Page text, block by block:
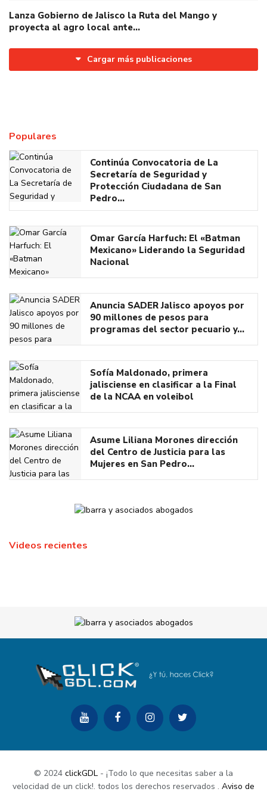
Lanza Gobierno de Jalisco la Ruta del Mango y
proyecta al agro local ante…
Cargar más publicaciones
Populares
Continúa Convocatoria de La
Secretaría de Seguridad y
Protección Ciudadana de San
Pedro…
Omar García Harfuch: El «Batman
Mexicano» Liderando la Seguridad
Nacional
Anuncia SADER Jalisco apoyos por
90 millones de pesos para
programas del sector pecuario y…
Sofía Maldonado, primera
jalisciense en clasificar a la Final
de la NCAA en voleibol
Asume Liliana Morones dirección
del Centro de Justicia para las
Mujeres en San Pedro…
Videos recientes
© 2024 clickGDL - ¡Todo lo que necesitas saber a la
velocidad de un click!. todos los derechos reservados . Aviso de